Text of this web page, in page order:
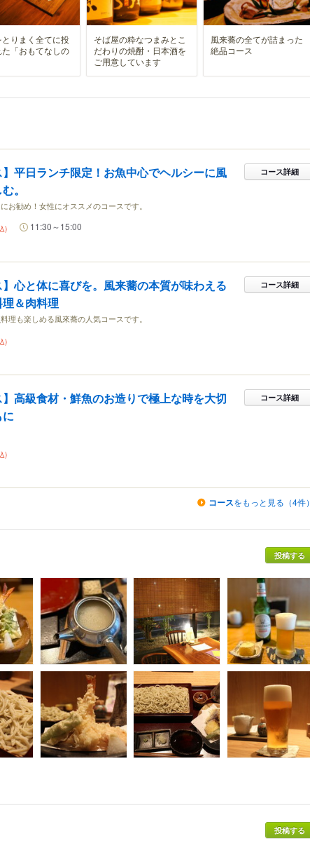
りまく全てに投
「おもてなしの
そば屋の粋なつまみとこ
だわりの焼酎・日本酒を
ご用意しています
風来蕎の全てが詰まった
絶品コース
】平日ランチ限定！お魚中心でヘルシーに風
。
お勧め！女性にオススメのコースです。
コース詳細
) 11:30～15:00
】心と体に喜びを。風来蕎の本質が味わえる
＆肉料理
理も楽しめる風來蕎の人気コースです。
コース詳細
)
】高級食材・鮮魚のお造りで極上な時を大切
コース詳細
)
コースをもっと見る（4件）
投稿する
投稿する